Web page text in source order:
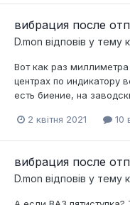
вибрация после
D.mon відповів у тему
Вот как раз
центрах по индикатору
есть биение, на
2 квітня 2021 10
вибрация после
D.mon відповів у тему